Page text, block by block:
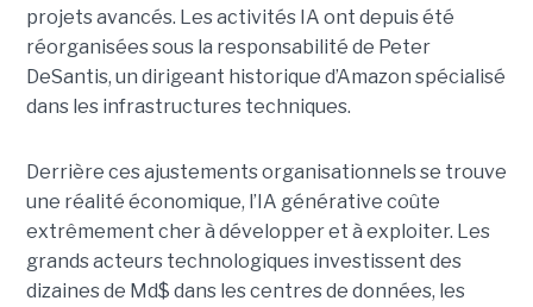
projets avancés. Les activités IA ont depuis été
réorganisées sous la responsabilité de Peter
DeSantis, un dirigeant historique d’Amazon spécialisé
dans les infrastructures techniques.
Derrière ces ajustements organisationnels se trouve
une réalité économique, l’IA générative coûte
extrêmement cher à développer et à exploiter. Les
grands acteurs technologiques investissent des
dizaines de Md$ dans les centres de données, les